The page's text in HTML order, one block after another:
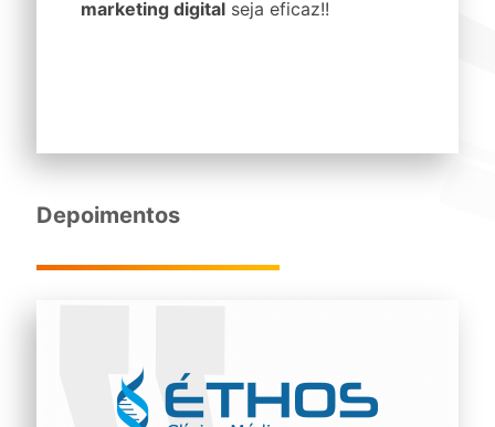
marketing digital seja eficaz!!
Depoimentos